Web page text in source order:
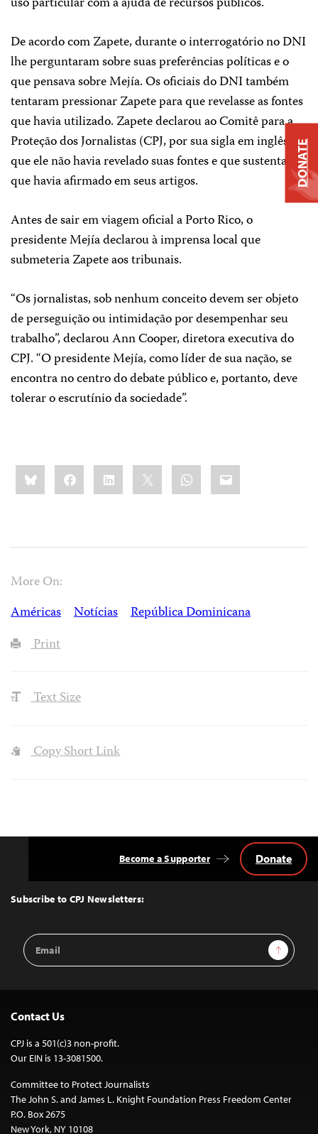
De acordo com Zapete, durante o interrogatório no DNI
lhe perguntaram sobre suas preferências políticas e o
que pensava sobre Mejía. Os oficiais do DNI também
tentaram pressionar Zapete para que revelasse as fontes
que havia utilizado. Zapete declarou ao Comitê para a
Proteção dos Jornalistas (CPJ, por sua sigla em inglês)
que ele não havia revelado suas fontes e que sustentava o
que havia afirmado em seus artigos.
Antes de sair em viagem oficial a Porto Rico, o
presidente Mejía declarou à imprensa local que
submeteria Zapete aos tribunais.
“Os jornalistas, sob nenhum conceito devem ser objeto
de perseguição ou intimidação por desempenhar seu
trabalho”, declarou Ann Cooper, diretora executiva do
CPJ. “O presidente Mejía, como líder de sua nação, se
encontra no centro do debate público e, portanto, deve
tolerar o escrutínio da sociedade”.
Share
this:BlueskyFacebookLinkedIn WhatsApp
Email
More On:
Américas
Notícias
República Dominicana
Print
Text Size
Copy Short Link
Top
Subscribe to CPJ Newsletters:
Email
Address
Sign Up
Become a Supporter Donate
Contact Us
CPJ is a 501(c)3 non-profit.
Our EIN is 13-3081500.
Committee to Protect Journalists
The John S. and James L. Knight Foundation Press Freedom Center
P.O. Box 2675
New York, NY 10108
DONATE